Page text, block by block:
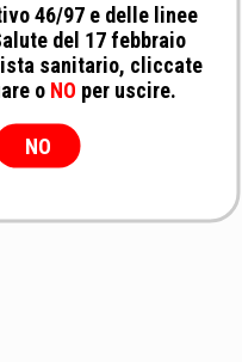
46/97 e delle linee
del 17 febbraio
sanitario, cliccate
o NO per uscire.
NO